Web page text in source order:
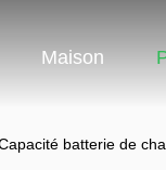
Maison
batterie de